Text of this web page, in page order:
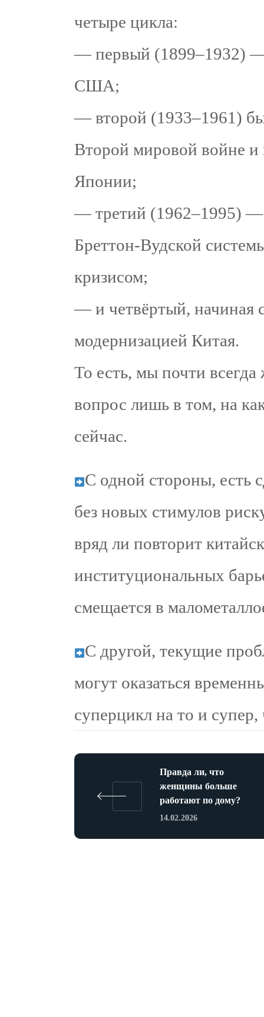
четыре цикла:
— первый (1899–1932) —
США;
— второй (1933–1961)
Второй мировой войне
Японии;
— третий (1962–1995) —
Бреттон-Вудской
кризисом;
— и четвёртый, начиная
модернизацией Китая.
То есть, мы почти
вопрос лишь в том, на
сейчас.
С одной стороны, есть
без новых стимулов
вряд ли повторит
институциональных
смещается в
С другой, текущие
могут оказаться
суперцикл на то и
Правда ли, что
женщины больше
работают по дому?
14.02.2026